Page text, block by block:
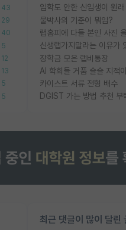
43
29
40
5
12
13
5
5
입학도 안한 신입생이 원
물박사의 기준이 뭐임?
랩홈피에 다들 본인 사진
신생랩가지말라는 이유가
장학금 모은 랩비통장
AI 학회들 거품 슬슬 지적
카이스트 서류 전형 배수
DGIST 가는 방법 추천 부
최근 댓글이 많이 달린